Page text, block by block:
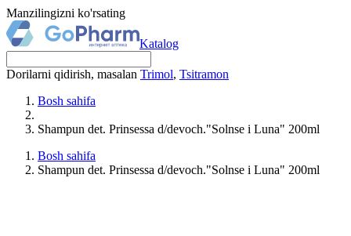
Manzilingizni ko'rsating
Katalog
Dorilarni qidirish, masalan Trimol, Tsitramon
Bosh sahifa
Shampun det. Prinsessa d/devoch."Solnse i Luna" 200ml
Bosh sahifa
Shampun det. Prinsessa d/devoch."Solnse i Luna" 200ml